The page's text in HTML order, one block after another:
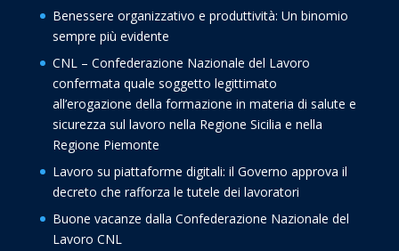
Benessere organizzativo e produttività: Un binomio
sempre più evidente
CNL – Confederazione Nazionale del Lavoro
confermata quale soggetto legittimato
all’erogazione della formazione in materia di salute e
sicurezza sul lavoro nella Regione Sicilia e nella
Regione Piemonte
Lavoro su piattaforme digitali: il Governo approva il
decreto che rafforza le tutele dei lavoratori
Buone vacanze dalla Confederazione Nazionale del
Lavoro CNL